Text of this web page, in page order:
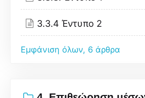
3.3.4 Έντυπο 2
Εμφάνιση όλων, 6 άρθρα